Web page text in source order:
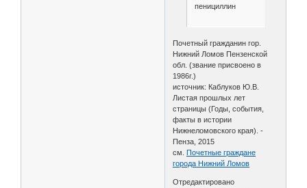
пенициллин
Почетный гражданин гор.
Нижний Ломов Пензенской
обл. (звание присвоено в
1986г.)
источник: Каблуков Ю.В.
Листая прошлых лет
страницы (Годы, события,
факты в истории
Нижнеломовского края). -
Пенза, 2015
см.
Почетные граждане
города Нижний Ломов
Отредактировано